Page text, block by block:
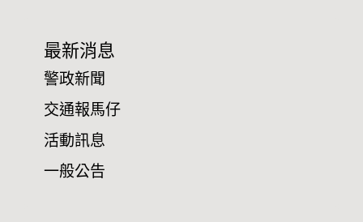
最新消息
警政新聞
交通報馬仔
活動訊息
一般公告